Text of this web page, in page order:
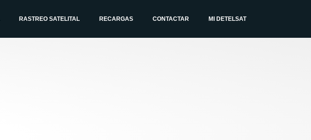
RASTREO SATELITAL RECARGAS CONTACTAR MI DETELSAT